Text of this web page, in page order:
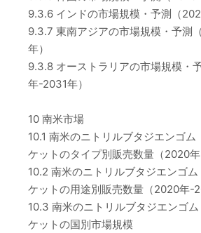
9.3.6 インドの市場規模・予測（
9.3.7 東南アジアの市場規模・予測
年）
9.3.8 オーストラリアの市場規模・
年-2031年）
10 南米市場
10.1 南米のニトリルブタジエンゴム
ケットのタイプ別販売数量（2020年
10.2 南米のニトリルブタジエンゴ
ケットの用途別販売数量（2020年-
10.3 南米のニトリルブタジエンゴ
ケットの国別市場規模